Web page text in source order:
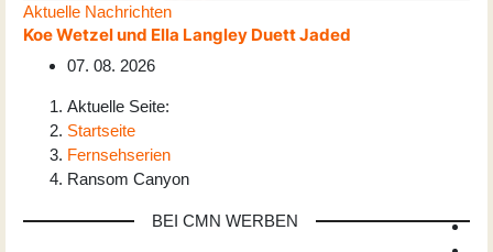
Aktuelle Nachrichten
Koe Wetzel und Ella Langley Duett Jaded
07. 08. 2026
Aktuelle Seite:
Startseite
Fernsehserien
Ransom Canyon
BEI CMN WERBEN